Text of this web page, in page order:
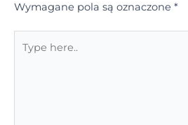
Wymagane pola są oznaczone *
here..